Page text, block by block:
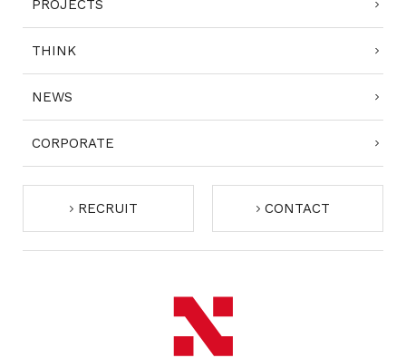
コンプライアンスポリシー プライバシーポリシー ご利用規約
PROJECTS
THINK
NEWS
CORPORATE
RECRUIT CONTACT